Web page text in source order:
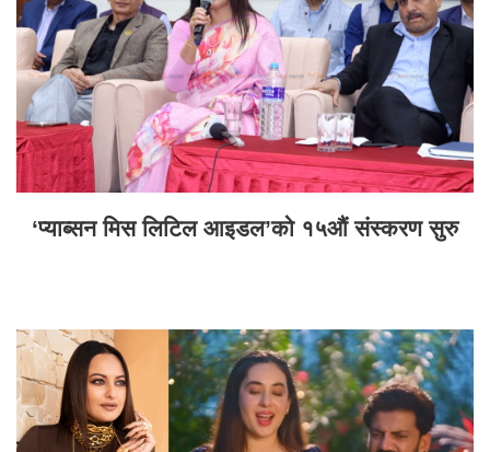
‘प्याब्सन मिस लिटिल आइडल’को १५औं संस्करण सुरु